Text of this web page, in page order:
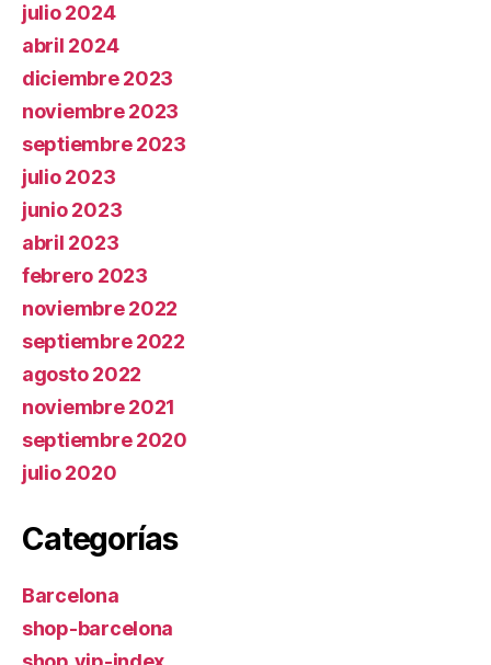
julio 2024
abril 2024
diciembre 2023
noviembre 2023
septiembre 2023
julio 2023
junio 2023
abril 2023
febrero 2023
noviembre 2022
septiembre 2022
agosto 2022
noviembre 2021
septiembre 2020
julio 2020
Categorías
Barcelona
shop-barcelona